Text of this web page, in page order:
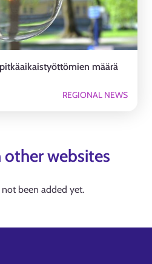
määrä
REGIONAL NEWS
websites
been added yet.